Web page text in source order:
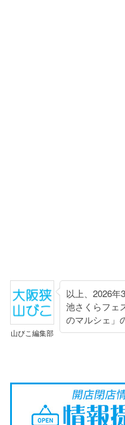
山びこ編集部
以上、2026年
池さくらフェ
のマルシェ」